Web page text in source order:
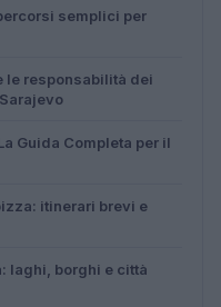
semplici per
le responsabilità dei
Guida Completa per il
itinerari brevi e
laghi, borghi e città